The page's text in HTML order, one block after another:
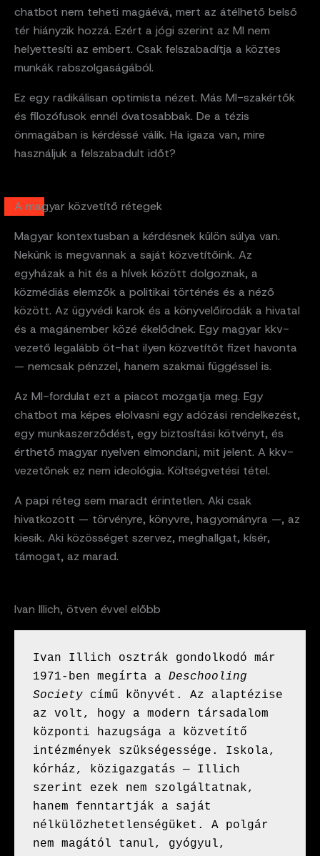
chatbot nem teheti magáévá, mert az átélhető belső
tér hiányzik hozzá. Ezért a jógi szerint az MI nem
helyettesíti az embert. Csak felszabadítja a köztes
munkák rabszolgaságából.
Ez egy radikálisan optimista nézet. Más MI-szakértők
és filozófusok ennél óvatosabbak. De a tézis
önmagában is kérdéssé válik. Ha igaza van, mire
használjuk a felszabadult időt?
A magyar közvetítő rétegek
Magyar kontextusban a kérdésnek külön súlya van.
Nekünk is megvannak a saját közvetítőink. Az
egyházak a hit és a hívek között dolgoznak, a
közmédiás elemzők a politikai történés és a néző
között. Az ügyvédi karok és a könyvelőirodák a hivatal
és a magánember közé ékelődnek. Egy magyar kkv-
vezető legalább öt-hat ilyen közvetítőt fizet havonta
— nemcsak pénzzel, hanem szakmai függéssel is.
Az MI-fordulat ezt a piacot mozgatja meg. Egy
chatbot ma képes elolvasni egy adózási rendelkezést,
egy munkaszerződést, egy biztosítási kötvényt, és
érthető magyar nyelven elmondani, mit jelent. A kkv-
vezetőnek ez nem ideológia. Költségvetési tétel.
A papi réteg sem maradt érintetlen. Aki csak
hivatkozott — törvényre, könyvre, hagyományra —, az
kiesik. Aki közösséget szervez, meghallgat, kísér,
támogat, az marad.
Ivan Illich, ötven évvel előbb
Ivan Illich osztrák gondolkodó már
1971-ben megírta a Deschooling
Society című könyvét. Az alaptézise
az volt, hogy a modern társadalom
központi hazugsága a közvetítő
intézmények szükségessége. Iskola,
kórház, közigazgatás — Illich
szerint ezek nem szolgáltatnak,
hanem fenntartják a saját
nélkülözhetetlenségüket. A polgár
nem magától tanul, gyógyul,